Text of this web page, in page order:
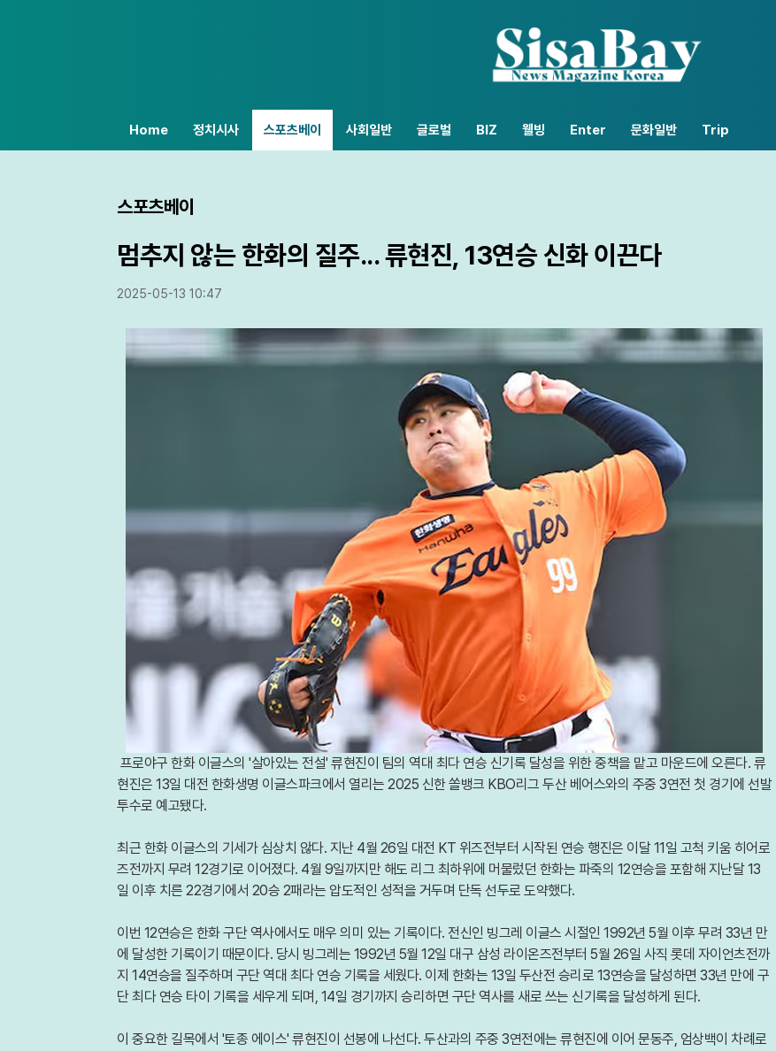
Home 정치시사 스포츠베이 사회일반 글로벌 BIZ 웰빙 Enter 문화일반 Trip
스포츠베이
멈추지 않는 한화의 질주... 류현진, 13연승 신화 이끈다
2025-05-13 10:47
프로야구 한화 이글스의 '살아있는 전설' 류현진이 팀의 역대 최다 연승 신기록 달성을 위한 중책을 맡고 마운드에 오른다. 류
현진은 13일 대전 한화생명 이글스파크에서 열리는 2025 신한 쏠뱅크 KBO리그 두산 베어스와의 주중 3연전 첫 경기에 선발
투수로 예고됐다.
최근 한화 이글스의 기세가 심상치 않다. 지난 4월 26일 대전 KT 위즈전부터 시작된 연승 행진은 이달 11일 고척 키움 히어로
즈전까지 무려 12경기로 이어졌다. 4월 9일까지만 해도 리그 최하위에 머물렀던 한화는 파죽의 12연승을 포함해 지난달 13
일 이후 치른 22경기에서 20승 2패라는 압도적인 성적을 거두며 단독 선두로 도약했다.
이번 12연승은 한화 구단 역사에서도 매우 의미 있는 기록이다. 전신인 빙그레 이글스 시절인 1992년 5월 이후 무려 33년 만
에 달성한 기록이기 때문이다. 당시 빙그레는 1992년 5월 12일 대구 삼성 라이온즈전부터 5월 26일 사직 롯데 자이언츠전까
지 14연승을 질주하며 구단 역대 최다 연승 기록을 세웠다. 이제 한화는 13일 두산전 승리로 13연승을 달성하면 33년 만에 구
단 최다 연승 타이 기록을 세우게 되며, 14일 경기까지 승리하면 구단 역사를 새로 쓰는 신기록을 달성하게 된다.
이 중요한 길목에서 '토종 에이스' 류현진이 선봉에 나선다. 두산과의 주중 3연전에는 류현진에 이어 문동주, 엄상백이 차례로